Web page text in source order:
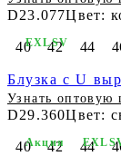
D23.077Цвет:
40 42 44
Блузка с U
Узнать оптовую
D29.360Цвет:
EXLSV
40 42 44
Акция